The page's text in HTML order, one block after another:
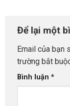
Để lại một
Email của bạn
trường bắt
Bình luận *